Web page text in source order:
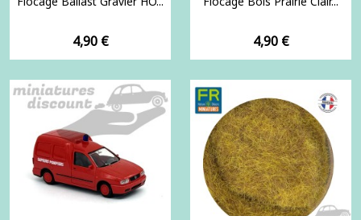
Prix
4,90 € Prix
4,90 €